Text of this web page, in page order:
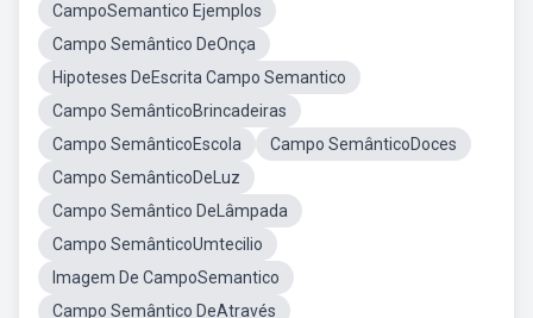
CampoSemantico Ejemplos
Campo Semântico DeOnça
Hipoteses DeEscrita Campo Semantico
Campo SemânticoBrincadeiras
Campo SemânticoEscola
Campo SemânticoDoces
Campo SemânticoDeLuz
Campo Semântico DeLâmpada
Campo SemânticoUmtecilio
Imagem De CampoSemantico
Campo Semântico DeAtravés